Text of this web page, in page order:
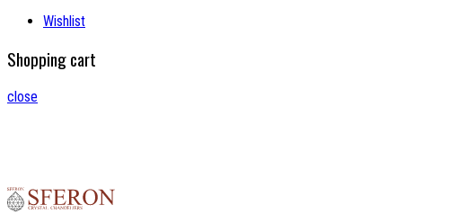
Wishlist
Shopping cart
close